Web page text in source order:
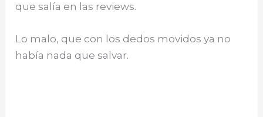
que salía en las reviews.
Lo malo, que con los dedos movidos ya no
había nada que salvar.